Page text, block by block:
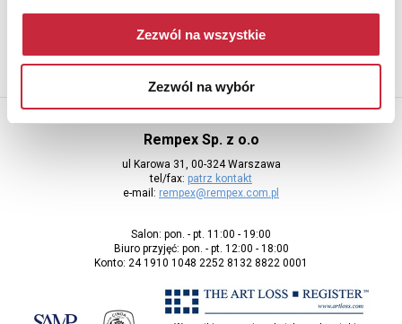
Zezwól na wszystkie
Zezwól na wybór
Rempex Sp. z o.o
ul Karowa 31, 00-324 Warszawa
tel/fax: patrz kontakt
e-mail: rempex@rempex.com.pl
Salon: pon. - pt. 11:00 - 19:00
Biuro przyjęć: pon. - pt. 12:00 - 18:00
Konto: 24 1910 1048 2252 8132 8822 0001